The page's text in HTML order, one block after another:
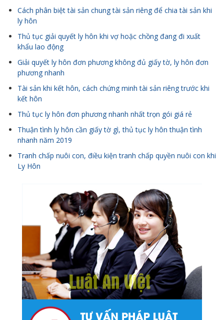
Cách phân biệt tài sản chung tài sản riêng để chia tài sản khi
ly hôn
Thủ tục giải quyết ly hôn khi vợ hoặc chồng đang đi xuất
khẩu lao động
Giải quyết ly hôn đơn phương không đủ giấy tờ, ly hôn đơn
phương nhanh
Tài sản khi kết hôn, cách chứng minh tài sản riêng trước khi
kết hôn
Thủ tục ly hôn đơn phương nhanh nhất trọn gói giá rẻ
Thuận tình ly hôn cần giấy tờ gì, thủ tục ly hôn thuận tình
nhanh năm 2019
Tranh chấp nuôi con, điều kiện tranh chấp quyền nuôi con khi
Ly Hôn